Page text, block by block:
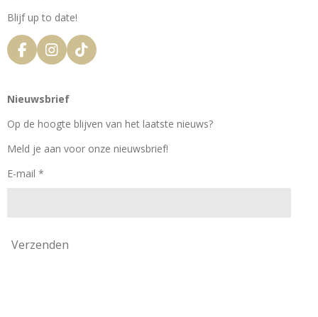
Blijf up to date!
F
a
e
o
k
I
n
t
g
a
T
i
k
Nieuwsbrief
Op de hoogte blijven van het laatste nieuws?
Meld je aan voor onze nieuwsbrief!
E-mail *
Verzenden